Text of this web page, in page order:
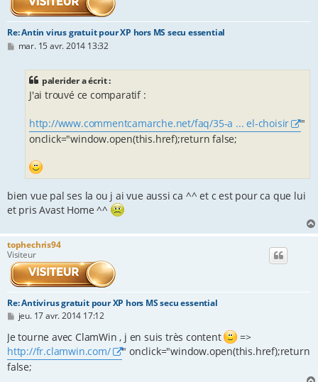
Re: Antin virus gratuit pour XP hors MS secu essential
M
mar. 15 avr. 2014 13:32
palerider a écrit :
J'ai trouvé ce comparatif :
http://www.commentcamarche.net/faq/35-a ... el-choisir
"
onclick="window.open(this.href);return false;
bien vue pal ses la ou j ai vue aussi ca ^^ et c est pour ca que lui
et pris Avast Home ^^
tophechris94
Visiteur
Re: Antivirus gratuit pour XP hors MS secu essential
M
e
s
s
a
g
e
jeu. 17 avr. 2014 17:12
Je tourne avec ClamWin , j en suis très content
=>
http://fr.clamwin.com/
" onclick="window.open(this.href);return
false;